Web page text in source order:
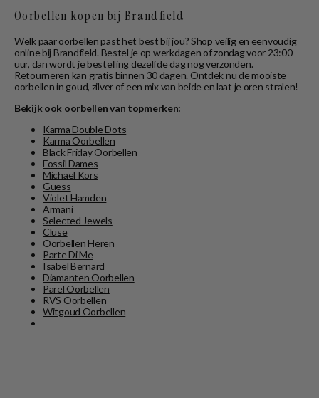
Oorbellen kopen bij Brandfield
Welk paar oorbellen past het best bij jou? Shop veilig en eenvoudig
online bij Brandfield. Bestel je op werkdagen of zondag voor 23:00
uur, dan wordt je bestelling dezelfde dag nog verzonden.
Retourneren kan gratis binnen 30 dagen. Ontdek nu de mooiste
oorbellen in goud, zilver of een mix van beide en laat je oren stralen!
Bekijk ook oorbellen van topmerken:
Karma Double Dots
Karma Oorbellen
Black Friday Oorbellen
Fossil Dames
Michael Kors
Guess
Violet Hamden
Armani
Selected Jewels
Cluse
Oorbellen Heren
Parte Di Me
Isabel Bernard
Diamanten Oorbellen
Parel Oorbellen
RVS Oorbellen
Witgoud Oorbellen